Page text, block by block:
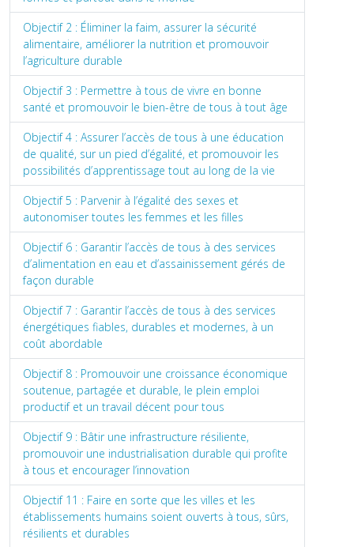
Objectif 2 : Éliminer la faim, assurer la sécurité
alimentaire, améliorer la nutrition et promouvoir
l’agriculture durable
Objectif 3 : Permettre à tous de vivre en bonne
santé et promouvoir le bien-être de tous à tout âge
Objectif 4 : Assurer l’accès de tous à une éducation
de qualité, sur un pied d’égalité, et promouvoir les
possibilités d’apprentissage tout au long de la vie
Objectif 5 : Parvenir à l’égalité des sexes et
autonomiser toutes les femmes et les filles
Objectif 6 : Garantir l’accès de tous à des services
d’alimentation en eau et d’assainissement gérés de
façon durable
Objectif 7 : Garantir l’accès de tous à des services
énergétiques fiables, durables et modernes, à un
coût abordable
Objectif 8 : Promouvoir une croissance économique
soutenue, partagée et durable, le plein emploi
productif et un travail décent pour tous
Objectif 9 : Bâtir une infrastructure résiliente,
promouvoir une industrialisation durable qui profite
à tous et encourager l’innovation
Objectif 11 : Faire en sorte que les villes et les
établissements humains soient ouverts à tous, sûrs,
résilients et durables